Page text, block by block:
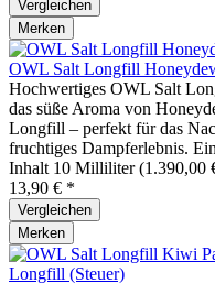
Vergleichen
Merken
OWL Salt Longfill
Hochwertiges OWL Salt
das süße Aroma von
Longfill – perfekt für das
fruchtiges Dampferlebnis.
Inhalt 10 Milliliter(1.390,00
13,90 € *
Vergleichen
Merken